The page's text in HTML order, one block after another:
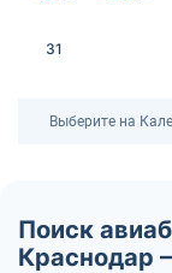
31
Выберите на
Поиск
Краснодар